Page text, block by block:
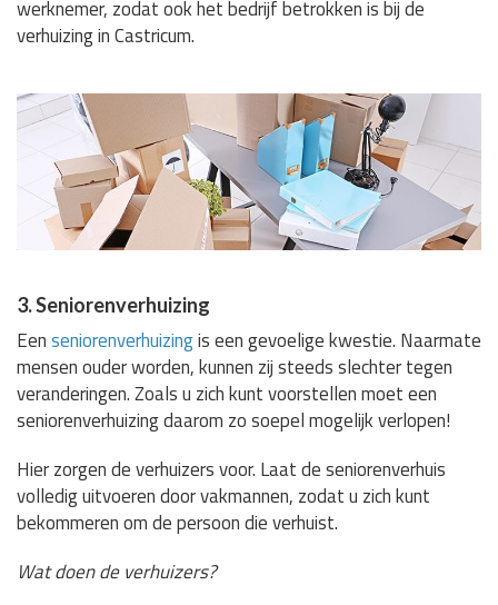
werknemer, zodat ook het bedrijf betrokken is bij de
verhuizing in Castricum.
3. Seniorenverhuizing
Eenseniorenverhuizingis een gevoelige kwestie. Naarmate
mensen ouder worden, kunnen zij steeds slechter tegen
veranderingen. Zoals u zich kunt voorstellen moet een
seniorenverhuizing daarom zo soepel mogelijk verlopen!
Hier zorgen de verhuizers voor. Laat de seniorenverhuis
volledig uitvoeren door vakmannen, zodat u zich kunt
bekommeren om de persoon die verhuist.
Wat doen de verhuizers?